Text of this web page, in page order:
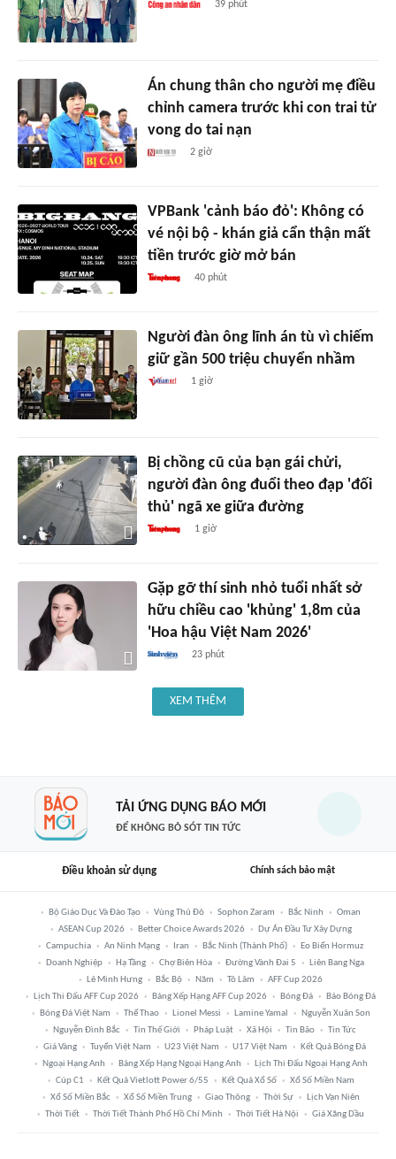
39 phút
Án chung thân cho người mẹ điều
chỉnh camera trước khi con trai tử
vong do tai nạn
2 giờ
VPBank 'cảnh báo đỏ': Không có
vé nội bộ - khán giả cẩn thận mất
tiền trước giờ mở bán
40 phút
Người đàn ông lĩnh án tù vì chiếm
giữ gần 500 triệu chuyển nhầm
1 giờ
Bị chồng cũ của bạn gái chửi,
người đàn ông đuổi theo đạp 'đối
thủ' ngã xe giữa đường
1 giờ
Gặp gỡ thí sinh nhỏ tuổi nhất sở
hữu chiều cao 'khủng' 1,8m của
'Hoa hậu Việt Nam 2026'
23 phút
XEM THÊM
TẢI ỨNG DỤNG BÁO MỚI
ĐỂ KHÔNG BỎ SÓT TIN TỨC
Điều khoản sử dụng Chính sách bảo mật
Bộ Giáo Dục Và Đào Tạo Vùng Thủ Đô Sophon Zaram Bắc Ninh
Oman
ASEAN Cup 2026
Better Choice Awards 2026
Dự Án Đầu Tư Xây Dựng
Campuchia
An Ninh Mạng Iran Bắc Ninh (thành Phố)
Eo Biển Hormuz
Doanh Nghiệp
Hạ Tầng Chợ Biên Hòa Đường Vành Đai 5
Liên Bang Nga
Lê Minh Hưng
Bắc Bộ Năm Tô Lâm
AFF Cup 2026
Lịch Thi Đấu AFF Cup 2026
Bảng Xếp Hạng AFF Cup 2026 Bóng Đá
Báo Bóng Đá
Bóng Đá Việt Nam
Thể Thao Lionel Messi Lamine Yamal
Nguyễn Xuân Son
Nguyễn Đình Bắc
Tin Thế Giới Pháp Luật Xã Hội Tin Bão
Tin Tức
Giá Vàng
Tuyển Việt Nam U23 Việt Nam U17 Việt Nam
Kết Quả Bóng Đá
Ngoại Hạng Anh
Bảng Xếp Hạng Ngoại Hạng Anh
Lịch Thi Đấu Ngoại Hạng Anh
Cúp C1
Kết Quả Vietlott Power 6/55 Kết Quả Xổ Số
Xổ Số Miền Nam
Xổ Số Miền Bắc
Xổ Số Miền Trung Giao Thông Thời Sự
Lịch Vạn Niên
Thời Tiết
Thời Tiết Thành Phố Hồ Chí Minh Thời Tiết Hà Nội Giá Xăng Dầu